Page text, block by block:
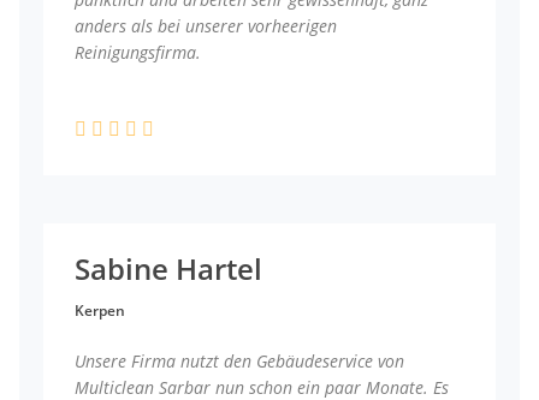
anders als bei unserer vorheerigen
Reinigungsfirma.
Sabine Hartel
Kerpen
Unsere Firma nutzt den Gebäudeservice von
Multiclean Sarbar nun schon ein paar Monate. Es